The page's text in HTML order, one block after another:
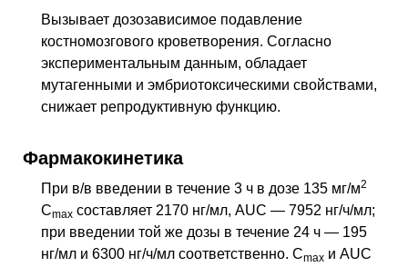
Вызывает дозозависимое подавление
костномозгового кроветворения. Согласно
экспериментальным данным, обладает
мутагенными и эмбриотоксическими свойствами,
снижает репродуктивную функцию.
Фармакокинетика
При в/в введении в течение 3 ч в дозе 135 мг/м2
Cmax составляет 2170 нг/мл, AUC — 7952 нг/ч/мл;
при введении той же дозы в течение 24 ч — 195
нг/мл и 6300 нг/ч/мл соответственно. Cmax и AUC